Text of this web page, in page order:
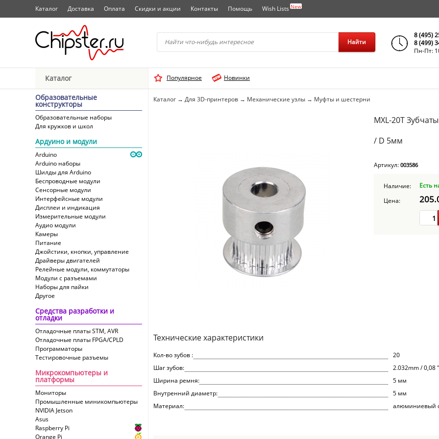
Начните водить название города..
Каталог Доставка Оплата Скидки и акции Контакты Помощь Wish Lists New
Найти
8 (495)
8 (499)
Пн-Пт:
Каталог Популярное Новинки
Образовательные
конструкторы
Образовательные наборы
Для кружков и школ
Ардуино и модули
Arduino
Arduino наборы
Шилды для Arduino
Беспроводные модули
Сенсорные модули
Интерфейсные модули
Дисплеи и индикация
Измерительные модули
Аудио модули
Камеры
Питание
Джойстики, кнопки, управление
Драйверы двигателей
Релейные модули, коммутаторы
Модули с разъемами
Наборы для пайки
Другое
Средства разработки и
отладки
Отладочные платы STM, AVR
Отладочные платы FPGA/CPLD
Программаторы
Тестировочные разъемы
Микрокомпьютеры и
платформы
Мониторы
Промышленные миникомпьютеры
NVIDIA Jetson
Asus
Raspberry Pi
Orange Pi
Каталог → Для 3D-принтеров → Механические узлы → Муфты и шестерни
MXL-20T
/ D 5мм
Артикул: 003586
Наличие: Есть
Цена:
Технические характеристики
Кол-во зубов :
20
Шаг зубов:
2.032mm / 0,08 "
Ширина ремня:
5 мм
Внутренний диаметр:
5 мм
Материал:
алюминиевый